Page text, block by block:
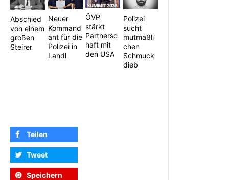
Abschied
von einem
großen
Steirer
Neuer
Kommand
ant für die
Polizei in
Landl
ÖVP
stärkt
Partnersc
haft mit
den USA
Polizei
sucht
mutmaßli
chen
Schmuck
dieb
Teilen
Tweet
Speichern